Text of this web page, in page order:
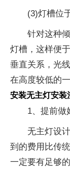
(3)灯槽位
针对这种
灯槽，这样便
垂直关系，光
在高度较低的一
安装无主灯安装
1、提前做
无主灯设
到的费用比传
一定要有足够